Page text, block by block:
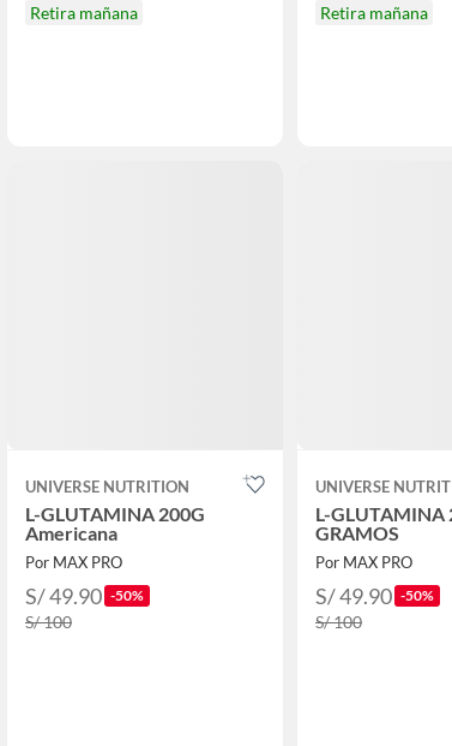
Retira mañana
Retira mañana
UNIVERSE NUTRITION
L-GLUTAMINA 200G
Americana
Por MAX PRO
S/ 49.90 -50%
S/ 100
UNIVERSE
L-GLUTAMINA
GRAMOS
Por MAX PRO
S/ 49.90 -50%
S/ 100